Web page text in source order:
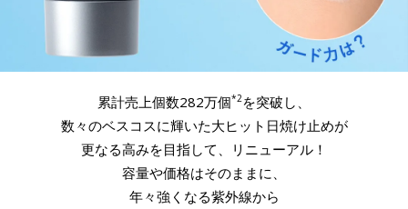
累計売上個数282万個*2を突破し、
数々のベスコスに輝いた大ヒット日焼け止めが
更なる高みを目指して、リニューアル！
容量や価格はそのままに、
年々強くなる紫外線から